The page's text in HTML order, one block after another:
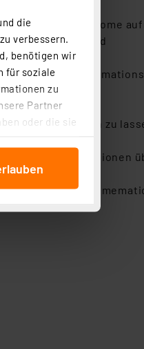
die
verbessern.
benötigen wir
für soziale
zu
Partner
oder die sie
(Art. 6
auf den
können
Cookies
IP Smart Home
lokal ohne Cloud
auf
ablaufen zu
als fünf Installationen
max. 120